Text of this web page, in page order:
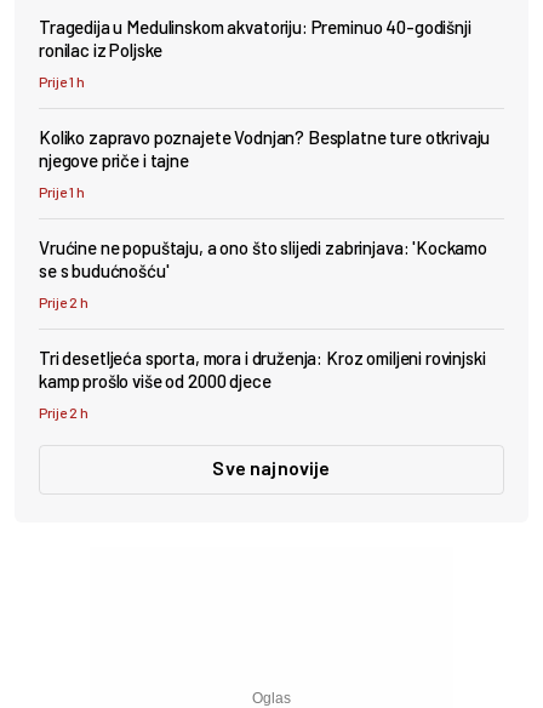
Tragedija u Medulinskom akvatoriju: Preminuo 40-godišnji
ronilac iz Poljske
Prije 1 h
Koliko zapravo poznajete Vodnjan? Besplatne ture otkrivaju
njegove priče i tajne
Prije 1 h
Vrućine ne popuštaju, a ono što slijedi zabrinjava: 'Kockamo
se s budućnošću'
Prije 2 h
Tri desetljeća sporta, mora i druženja: Kroz omiljeni rovinjski
kamp prošlo više od 2000 djece
Prije 2 h
Sve najnovije